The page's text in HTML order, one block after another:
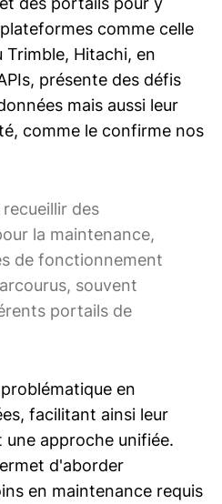
comme celle
Trimble, Hitachi, en
présente des défis
mais aussi leur
comme le confirme nos
des
la maintenance,
de fonctionnement
souvent
portails de
en
facilitant ainsi leur
approche unifiée.
d'aborder
en maintenance requis